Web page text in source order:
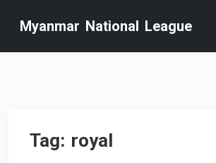
content
Myanmar National League
Tag: royal